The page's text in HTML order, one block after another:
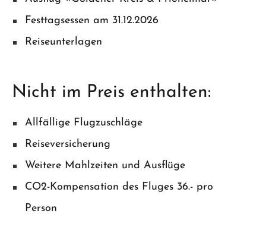
Festtagsessen am 31.12.2026
Reiseunterlagen
Nicht im Preis enthalten:
Allfällige Flugzuschläge
Reiseversicherung
Weitere Mahlzeiten und Ausflüge
CO2-Kompensation des Fluges 36.- pro
Person